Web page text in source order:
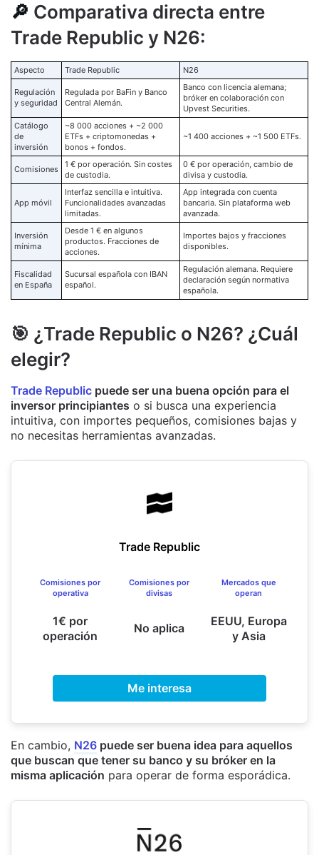
🔎 Comparativa directa entre
Trade Republic y N26:
Aspecto Trade Republic N26
Regulación
y seguridad
Regulada por BaFin y Banco
Central Alemán.
Banco con licencia alemana;
bróker en colaboración con
Upvest Securities.
Catálogo
de
inversión
~8 000 acciones + ~2 000
ETFs + criptomonedas +
bonos + fondos.
~1 400 acciones + ~1 500 ETFs.
Comisiones
1 € por operación. Sin costes
de custodia.
0 € por operación, cambio de
divisa y custodia.
App móvil
Interfaz sencilla e intuitiva.
Funcionalidades avanzadas
limitadas.
App integrada con cuenta
bancaria. Sin plataforma web
avanzada.
Inversión
mínima
Desde 1 € en algunos
productos. Fracciones de
acciones.
Importes bajos y fracciones
disponibles.
Fiscalidad
en España
Sucursal española con IBAN
español.
Regulación alemana. Requiere
declaración según normativa
española.
🎯 ¿Trade Republic o N26? ¿Cuál
elegir?
Trade Republic puede ser una buena opción para el
inversor principiantes o si busca una experiencia
intuitiva, con importes pequeños, comisiones bajas y
no necesitas herramientas avanzadas.
Trade Republic
Comisiones por
operativa
1€ por
operación
Comisiones por
divisas
No aplica
Mercados que
operan
EEUU, Europa
y Asia
Me interesa
En cambio, N26 puede ser buena idea para aquellos
que buscan que tener su banco y su bróker en la
misma aplicación para operar de forma esporádica.